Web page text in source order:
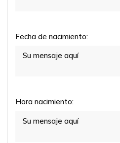
Fecha de nacimiento:
Hora nacimiento: